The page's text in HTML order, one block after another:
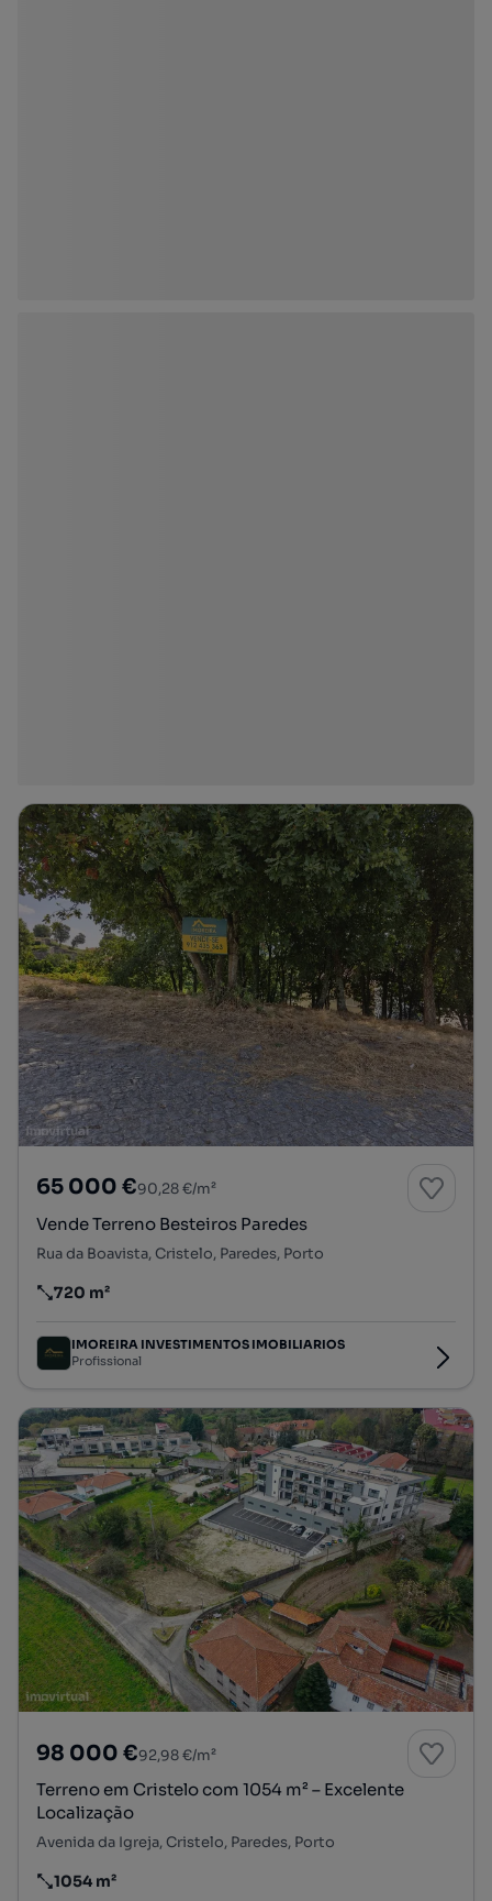
65 000 €90,28 €/m²
Vende Terreno Besteiros Paredes
Rua da Boavista, Cristelo, Paredes, Porto
Preço por metro quadrado
720 m²
IMOREIRA INVESTIMENTOS IMOBILIARIOS
Profissional
98 000 €92,98 €/m²
Terreno em Cristelo com 1054 m² – Excelente
Localização
Avenida da Igreja, Cristelo, Paredes, Porto
Preço por metro quadrado
1054 m²